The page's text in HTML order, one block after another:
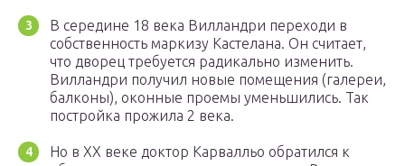
В середине 18 века Вилландри переходи в
собственность маркизу Кастелана. Он считает,
что дворец требуется радикально изменить.
Вилландри получил новые помещения (галереи,
балконы), оконные проемы уменьшились. Так
постройка прожила 2 века.
Но в ХХ веке доктор Карвалльо обратился к